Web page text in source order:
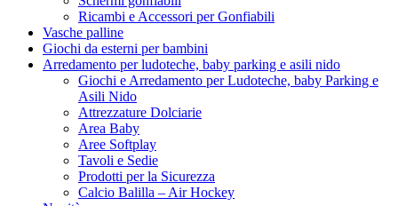
Ricambi e Accessori per Gonfiabili
Vasche palline
Giochi da esterni per bambini
Arredamento per ludoteche, baby parking e asili nido
Giochi e Arredamento per Ludoteche, baby Parking e
Asili Nido
Attrezzature Dolciarie
Area Baby
Aree Softplay
Tavoli e Sedie
Prodotti per la Sicurezza
Calcio Balilla – Air Hockey